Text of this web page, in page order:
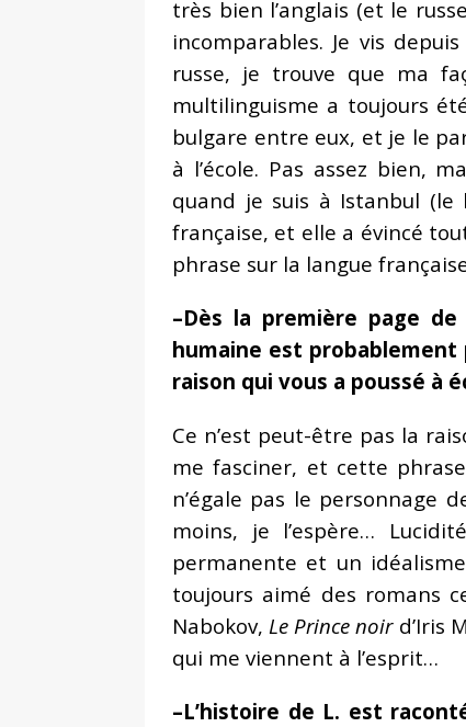
très bien l’anglais (et le
incomparables. Je vis
russe, je trouve que ma
multilinguisme a toujours
bulgare entre eux, et je le
à l’école. Pas assez bien,
quand je suis à Istanbul (le
française, et elle a évincé
phrase sur la langue
–Dès la première page
humaine est
raison qui vous a poussé à
Ce n’est peut-être pas la
me fasciner, et cette
n’égale pas le personnage
moins, je l’espère…
permanente et un
toujours aimé des romans
Nabokov, Le Prince noird’Iris
qui me viennent à l’esprit…
–L’histoire de L. est